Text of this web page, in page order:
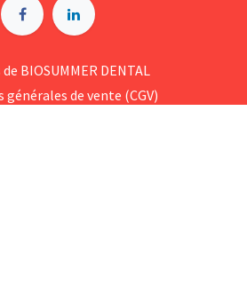
BIOSUMMER DENTAL
d​e vente (CGV)